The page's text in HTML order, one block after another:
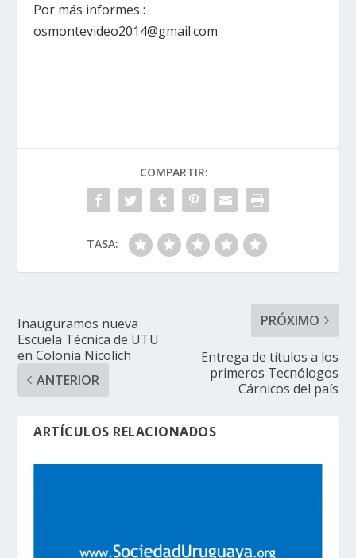
Por más informes :
osmontevideo2014@gmail.com
COMPARTIR:
TASA:
Inauguramos nueva
Escuela Técnica de UTU
en Colonia Nicolich
ANTERIOR
PRÓXIMO
Entrega de títulos a los
primeros Tecnólogos
Cárnicos del país
ARTÍCULOS RELACIONADOS